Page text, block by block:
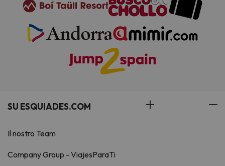
SU ESQUIADES.COM
Il nostro Team
Company Group - ViajesParaTi